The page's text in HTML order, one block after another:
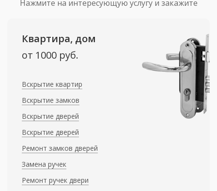
Нажмите на интересующую услугу и закажите
Квартира, дом
от 1000 руб.
Вскрытие квартир
Вскрытие замков
Вскрытие дверей
Вскрытие дверей
Ремонт замков дверей
Замена ручек
Ремонт ручек двери